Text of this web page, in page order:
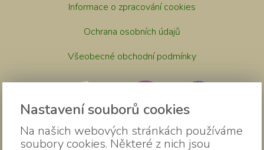
Informace o zpracování cookies
Ochrana osobních údajů
Všeobecné obchodní podmínky
Nastavení souborů cookies
Na našich webových stránkách používáme
soubory cookies. Některé z nich jsou